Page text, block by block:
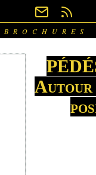
BROCHURES
Autour